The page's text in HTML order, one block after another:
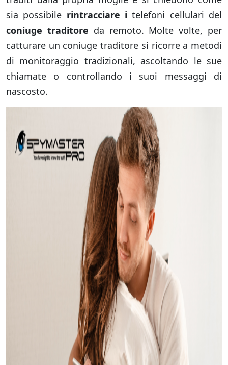
sia possibile rintracciare itelefoni cellulari del
coniuge traditore da remoto. Molte volte, per
catturare un coniuge traditore si ricorre a metodi
di monitoraggio tradizionali, ascoltando le sue
chiamate o controllando i suoi messaggi di
nascosto.